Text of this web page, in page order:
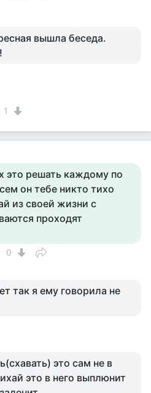
вышла беседа.
1
это решать каждому по
он тебе никто тихо
из своей жизни с
проходят
0
так я ему говорила не
это сам не в
это в него выплюнит